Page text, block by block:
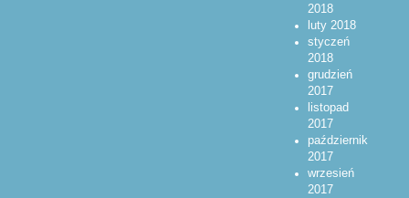
2018
luty 2018
styczeń
2018
grudzień
2017
listopad
2017
październik
2017
wrzesień
2017